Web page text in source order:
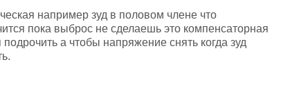
например зуд в половом члене что
пока выброс не сделаешь это компенсаторная
а чтобы напряжение снять когда зуд